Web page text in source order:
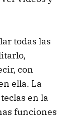
todas las
con
ella. La
en la
funciones